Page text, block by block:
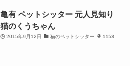
亀有 ペットシッター 元人見知り
猫のくうちゃん
2015年9月12日 猫のペットシッター 1158